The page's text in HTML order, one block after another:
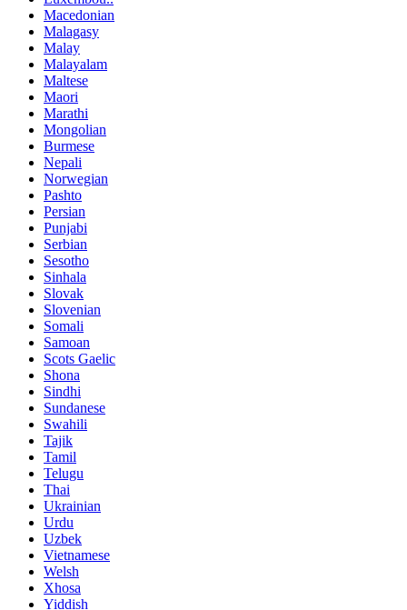
Macedonian
Malagasy
Malay
Malayalam
Maltese
Maori
Marathi
Mongolian
Burmese
Nepali
Norwegian
Pashto
Persian
Punjabi
Serbian
Sesotho
Sinhala
Slovak
Slovenian
Somali
Samoan
Scots Gaelic
Shona
Sindhi
Sundanese
Swahili
Tajik
Tamil
Telugu
Thai
Ukrainian
Urdu
Uzbek
Vietnamese
Welsh
Xhosa
Yiddish